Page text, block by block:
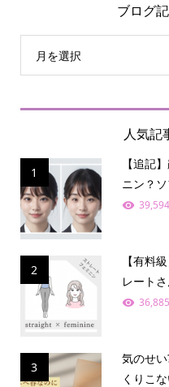
ブログ
月を選択
人気記
1
【追記
ニン？
2
【有料
レート
3
気のせ
くりこ